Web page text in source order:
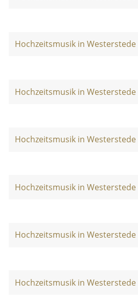
Hochzeitsmusik in Westerstede
Hochzeitsmusik in Westerstede
Hochzeitsmusik in Westerstede
Hochzeitsmusik in Westerstede
Hochzeitsmusik in Westerstede
Hochzeitsmusik in Westerstede